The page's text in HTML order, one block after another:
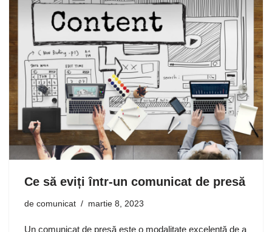
Ce să eviți într-un comunicat de presă
de comunicat martie 8, 2023
Un comunicat de presă este o modalitate excelentă de a